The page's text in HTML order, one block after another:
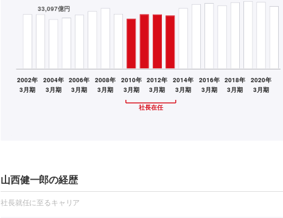
山西健一郎の経歴
社長就任に至るキャリア